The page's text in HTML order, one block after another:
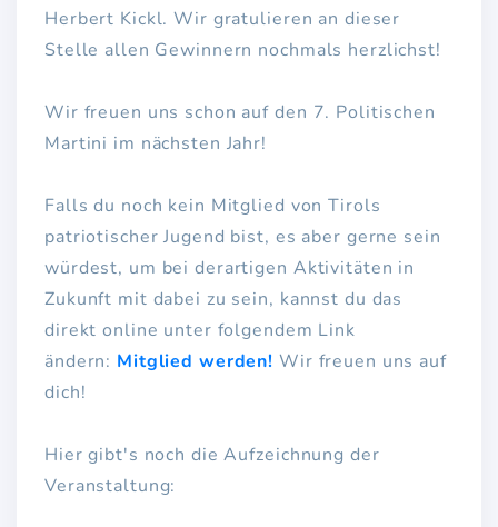
Herbert Kickl. Wir gratulieren an dieser
Stelle allen Gewinnern nochmals herzlichst!
Wir freuen uns schon auf den 7. Politischen
Martini im nächsten Jahr!
Falls du noch kein Mitglied von Tirols
patriotischer Jugend bist, es aber gerne sein
würdest, um bei derartigen Aktivitäten in
Zukunft mit dabei zu sein, kannst du das
direkt online unter folgendem Link
ändern: Mitglied werden! Wir freuen uns auf
dich!
Hier gibt's noch die Aufzeichnung der
Veranstaltung: